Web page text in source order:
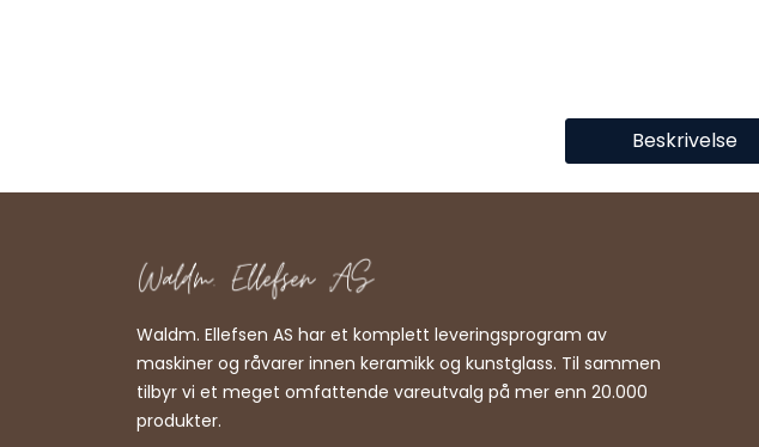
Beskrivelse
Waldm. Ellefsen AS har et komplett leveringsprogram av
maskiner og råvarer innen keramikk og kunstglass. Til sammen
tilbyr vi et meget omfattende vareutvalg på mer enn 20.000
produkter.